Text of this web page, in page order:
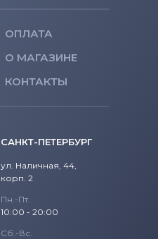
ОПЛАТА
О МАГАЗИНЕ
КОНТАКТЫ
САНКТ-ПЕТЕРБУРГ
ул. Наличная, 44,
корп. 2
Пн.-Пт.
10:00 - 20:00
Сб.-Вс.